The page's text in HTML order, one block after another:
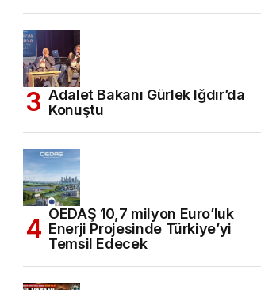
Adalet Bakanı Gürlek Iğdır’da
Konuştu
OEDAŞ 10,7 milyon Euro’luk
Enerji Projesinde Türkiye’yi
Temsil Edecek